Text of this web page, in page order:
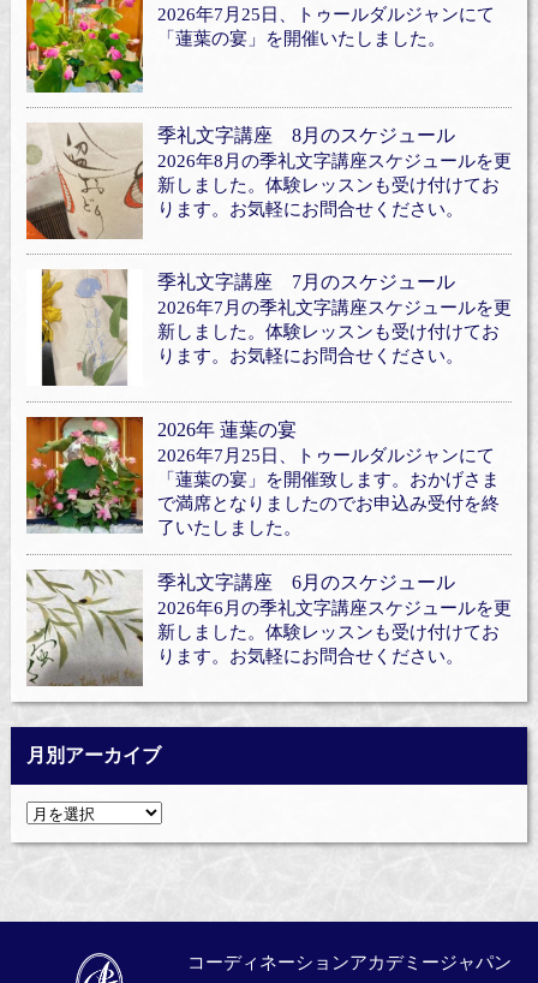
2026年7月25日、トゥールダルジャンにて
「蓮葉の宴」を開催いたしました。
季礼文字講座 8月のスケジュール
2026年8月の季礼文字講座スケジュールを更
新しました。体験レッスンも受け付けてお
ります。お気軽にお問合せください。
季礼文字講座 7月のスケジュール
2026年7月の季礼文字講座スケジュールを更
新しました。体験レッスンも受け付けてお
ります。お気軽にお問合せください。
2026年 蓮葉の宴
2026年7月25日、トゥールダルジャンにて
「蓮葉の宴」を開催致します。おかげさま
で満席となりましたのでお申込み受付を終
了いたしました。
季礼文字講座 6月のスケジュール
2026年6月の季礼文字講座スケジュールを更
新しました。体験レッスンも受け付けてお
ります。お気軽にお問合せください。
月別アーカイブ
コーディネーションアカデミージャパン